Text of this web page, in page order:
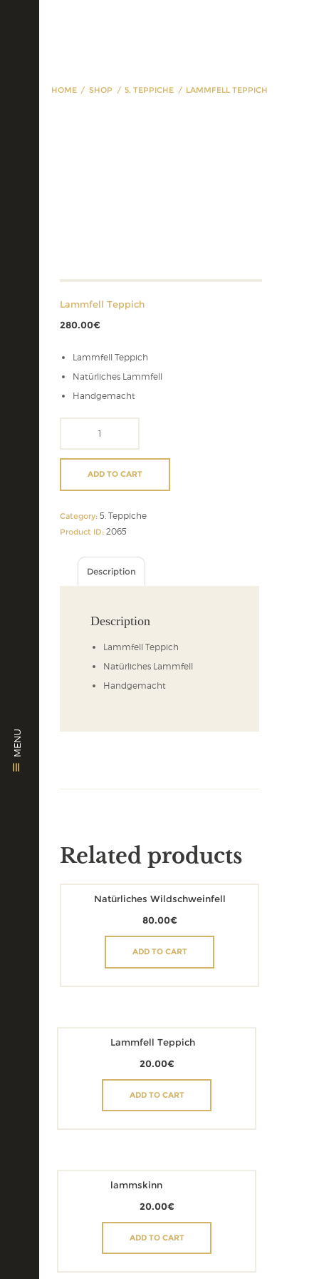
MENU
HOME SHOP 5. TEPPICHE LAMMFELL TEPPICH
Lammfell Teppich
280.00€
Lammfell Teppich
Natürliches Lammfell
Handgemacht
quantity
ADD TO CART
Category: 5. Teppiche
Product ID: 2065
Description
Description
Lammfell Teppich
Natürliches Lammfell
Handgemacht
Related products
Natürliches Wildschweinfell
80.00€
ADD TO CART
Lammfell Teppich
20.00€
ADD TO CART
lammskinn
20.00€
ADD TO CART